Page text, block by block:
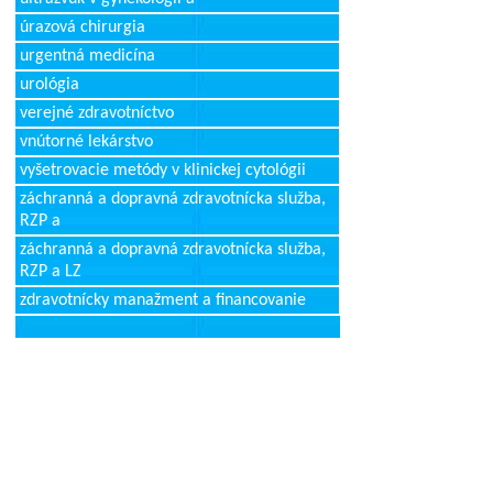
úrazová chirurgia
urgentná medicína
urológia
verejné zdravotníctvo
vnútorné lekárstvo
vyšetrovacie metódy v klinickej cytológii
záchranná a dopravná zdravotnícka služba,
RZP a
záchranná a dopravná zdravotnícka služba,
RZP a LZ
zdravotnícky manažment a financovanie